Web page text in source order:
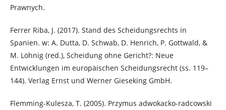
Prawnych.
Ferrer Riba, J. (2017). Stand des Scheidungsrechts in
Spanien. w: A. Dutta, D. Schwab, D. Henrich, P. Gottwald, &
M. Löhnig (red.), Scheidung ohne Gericht?: Neue
Entwicklungen im europäischen Scheidungsrecht (ss. 119–
144). Verlag Ernst und Werner Gieseking GmbH.
Flemming-Kulesza, T. (2005). Przymus adwokacko-radcowski